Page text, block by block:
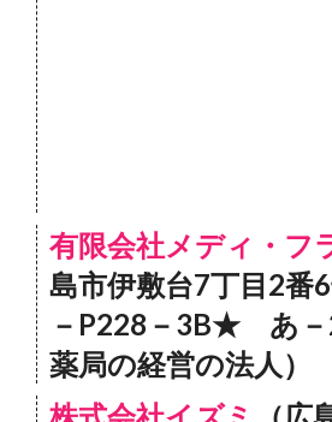
有限会社メディ・フ
島市伊敷台7丁目2番
－P228－3B★ あ－
薬局の経営の法人）